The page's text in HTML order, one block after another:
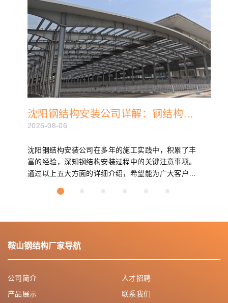
​沈阳钢结构安装公司详解：钢结构安
装的五大关键注意事项
2026-08-06
沈阳钢结构安装公司在多年的施工实践中，积累了丰
富的经验，深知钢结构安装过程中的关键注意事项。
通过以上五大方面的详细介绍，希望能为广大客户提
鞍山钢结构厂家导航
公司简介
产品展示
人才招聘
联系我们